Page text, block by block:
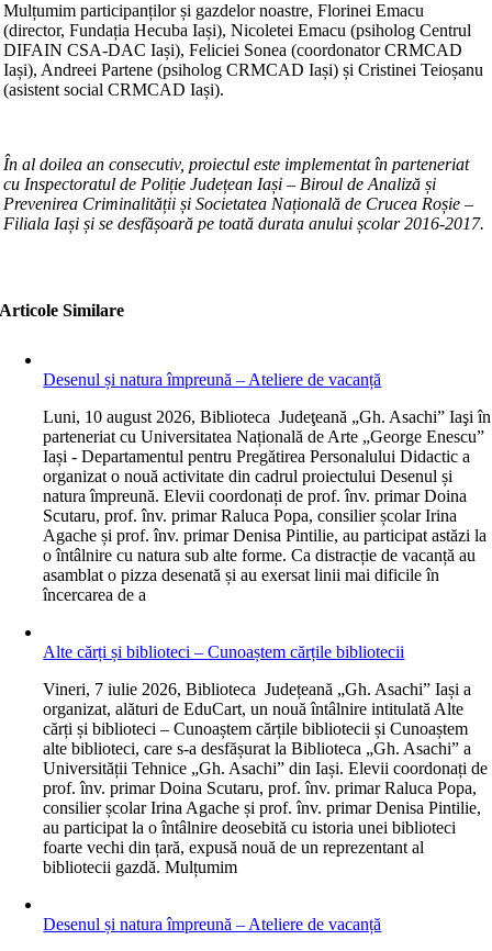
Mulțumim participanților și gazdelor noastre, Florinei Emacu
(director, Fundația Hecuba Iași), Nicoletei Emacu (psiholog Centrul
DIFAIN CSA-DAC Iași), Feliciei Sonea (coordonator CRMCAD
Iași), Andreei Partene (psiholog CRMCAD Iași) și Cristinei Teioșanu
(asistent social CRMCAD Iași).
În al doilea an consecutiv, proiectul este implementat în parteneriat
cu Inspectoratul de Poliție Județean Iași – Biroul de Analiză și
Prevenirea Criminalității și Societatea Națională de Crucea Roșie –
Filiala Iași și se desfășoară pe toată durata anului școlar 2016-2017.
Articole Similare
Desenul și natura împreună – Ateliere de vacanță
Luni, 10 august 2026, Biblioteca Judeţeană „Gh. Asachi” Iaşi în
parteneriat cu Universitatea Națională de Arte „George Enescu”
Iași - Departamentul pentru Pregătirea Personalului Didactic a
organizat o nouă activitate din cadrul proiectului Desenul și
natura împreună. Elevii coordonați de prof. înv. primar Doina
Scutaru, prof. înv. primar Raluca Popa, consilier școlar Irina
Agache și prof. înv. primar Denisa Pintilie, au participat astăzi la
o întâlnire cu natura sub alte forme. Ca distracție de vacanță au
asamblat o pizza desenată și au exersat linii mai dificile în
încercarea de a
Alte cărți și biblioteci – Cunoaștem cărțile bibliotecii
Vineri, 7 iulie 2026, Biblioteca Județeană „Gh. Asachi” Iași a
organizat, alături de EduCart, un nouă întâlnire intitulată Alte
cărți și biblioteci – Cunoaștem cărțile bibliotecii și Cunoaștem
alte biblioteci, care s-a desfășurat la Biblioteca „Gh. Asachi” a
Universității Tehnice „Gh. Asachi” din Iași. Elevii coordonați de
prof. înv. primar Doina Scutaru, prof. înv. primar Raluca Popa,
consilier școlar Irina Agache și prof. înv. primar Denisa Pintilie,
au participat la o întâlnire deosebită cu istoria unei biblioteci
foarte vechi din țară, expusă nouă de un reprezentant al
bibliotecii gazdă. Mulțumim
Desenul și natura împreună – Ateliere de vacanță